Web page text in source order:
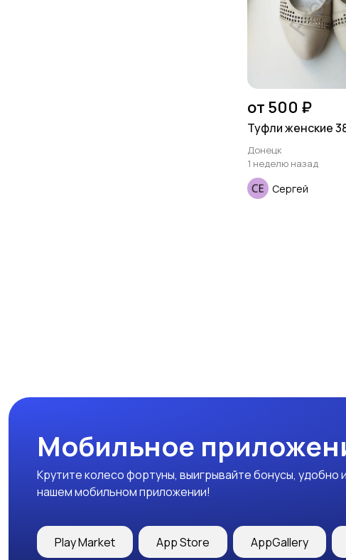
от 500 ₽
Туфли женские
Донецк
1 неделю назад
Сергей
Мобильное
Крутите колесо фортуны, выигрывайте бонусы,
нашем мобильном приложении!
Play Market App Store AppGallery